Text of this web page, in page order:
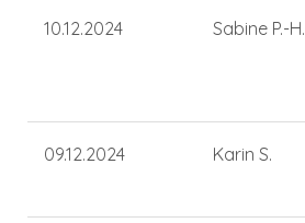
10.12.2024 Sabine P.-H.
09.12.2024 Karin S.